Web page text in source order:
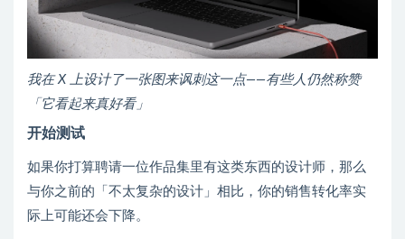
我在 X 上设计了一张图来讽刺这一点——有些人仍然称赞
「它看起来真好看」
开始测试
如果你打算聘请一位作品集里有这类东西的设计师，那么
与你之前的「不太复杂的设计」相比，你的销售转化率实
际上可能还会下降。